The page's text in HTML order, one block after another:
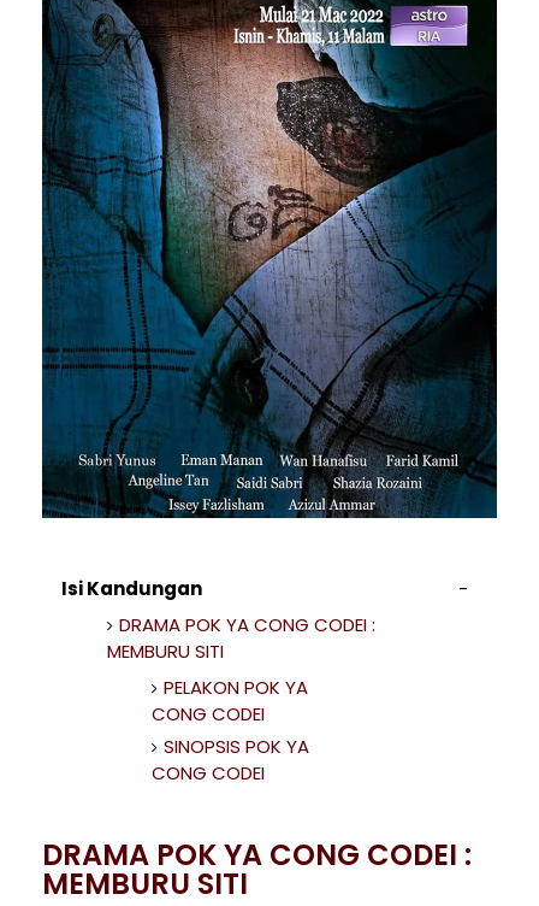
Isi Kandungan
DRAMA POK YA CONG CODEI :
MEMBURU SITI
PELAKON POK YA
CONG CODEI
SINOPSIS POK YA
CONG CODEI
DRAMA POK YA CONG CODEI :
MEMBURU SITI